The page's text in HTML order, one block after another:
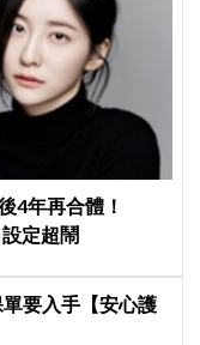
4年再合體！
定超鬧
要入手【安心護